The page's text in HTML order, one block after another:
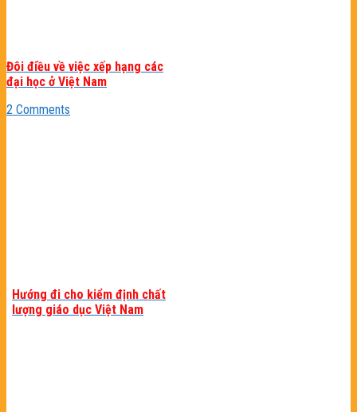
Đôi điều về việc xếp hạng các
đại học ở Việt Nam
2 Comments
Hướng đi cho kiểm định chất
lượng giáo dục Việt Nam